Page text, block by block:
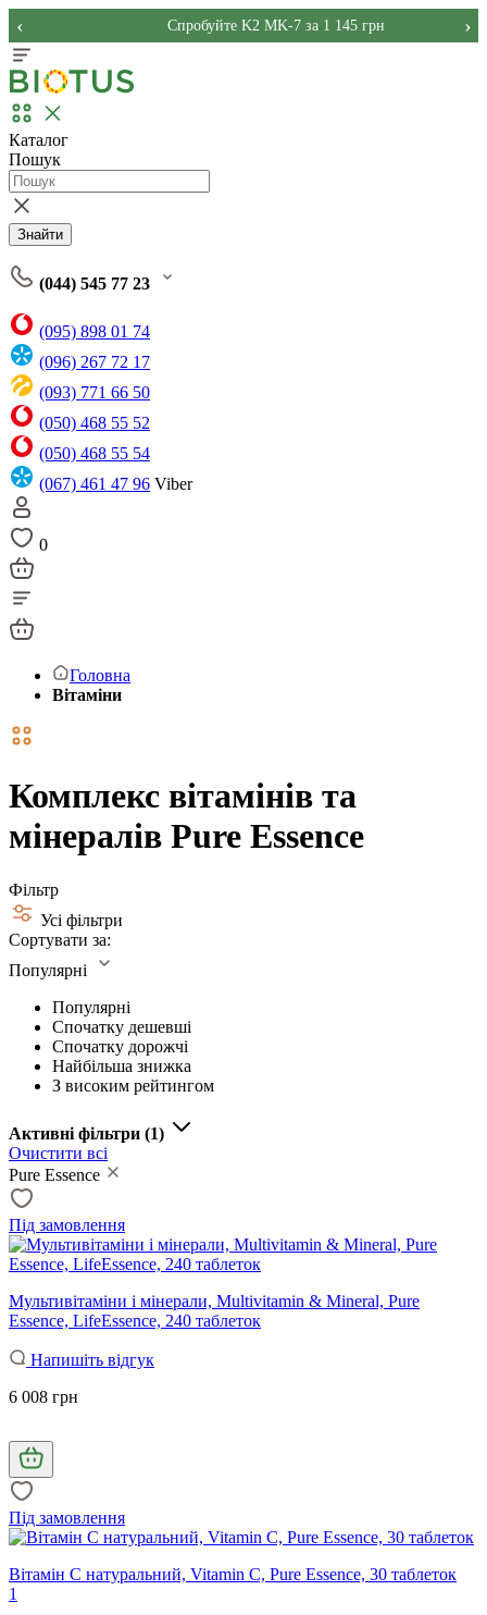
Спробуйте K2 MK-7 за 1 145 грн
‹ ›
Каталог
Пошук
Знайти
(044) 545 77 23
(095) 898 01 74
(096) 267 72 17
(093) 771 66 50
(050) 468 55 52
(050) 468 55 54
(067) 461 47 96 Viber
0
Головна
Вітаміни
Комплекс вітамінів та
мінералів Pure Essence
Фільтр
Усі фільтри
Сортувати за:
Популярні
Популярні
Спочатку дешевші
Спочатку дорожчі
Найбільша знижка
З високим рейтингом
Активні фільтри (1)
Очистити всі
Pure Essence
Під замовлення
Мультивітаміни і мінерали, Multivitamin & Mineral, Pure
Essence, LifeEssence, 240 таблеток
Напишіть відгук
6 008 грн
Під замовлення
Вітамін С натуральний, Vitamin C, Pure Essence, 30 таблеток
1